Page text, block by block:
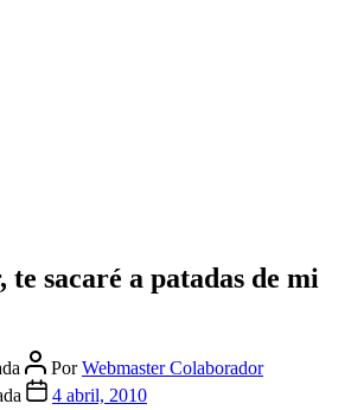
sacaré a patadas de mi
PorWebmaster Colaborador
4 abril, 2010